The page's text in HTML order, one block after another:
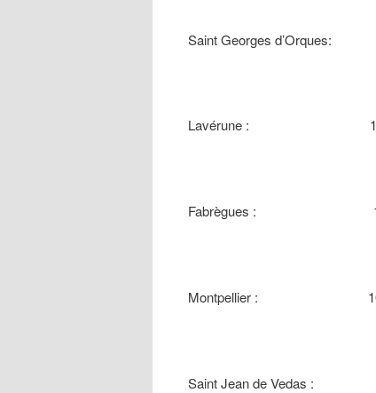
Saint Georges
Lavérune : 11h00
Fabrègues :
Montpellier :
Saint Jean de Vedas :